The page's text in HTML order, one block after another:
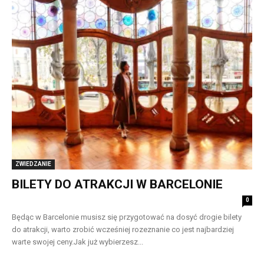
ZWIEDZANIE
BILETY DO ATRAKCJI W BARCELONIE
0
Będąc w Barcelonie musisz się przygotować na dosyć drogie bilety
do atrakcji, warto zrobić wcześniej rozeznanie co jest najbardziej
warte swojej ceny. ​Jak już wybierzesz...